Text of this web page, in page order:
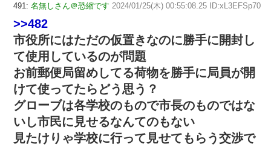
491: 名無しさん＠恐縮です 2024/01/25(木) 00:55:08.25 ID:xL3EFSp70
>>482
市役所にはただの仮置きなのに勝手に開封し
て使用しているのが問題
お前郵便局留めしてる荷物を勝手に局員が開
けて使ってたらどう思う？
グローブは各学校のもので市長のものではな
いし市民に見せるなんてのもない
見たけりゃ学校に行って見せてもらう交渉で